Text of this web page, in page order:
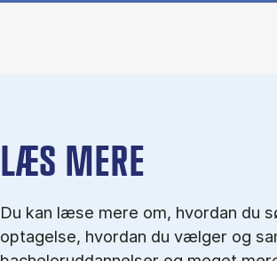
LÆS MERE
Du kan læse mere om, hvordan du
optagelse, hvordan du vælger og